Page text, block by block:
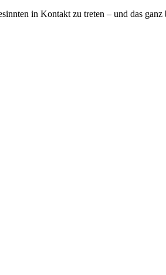
in Kontakt zu treten – und das ganz